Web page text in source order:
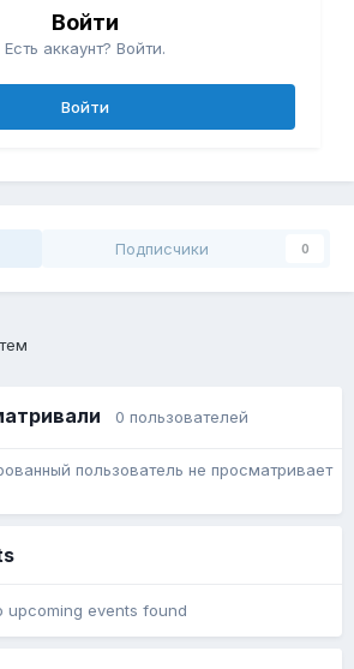
Войти
Есть аккаунт? Войти.
Войти
Подписчики 0
0 пользователей
пользователь не просматривает
upcoming events found